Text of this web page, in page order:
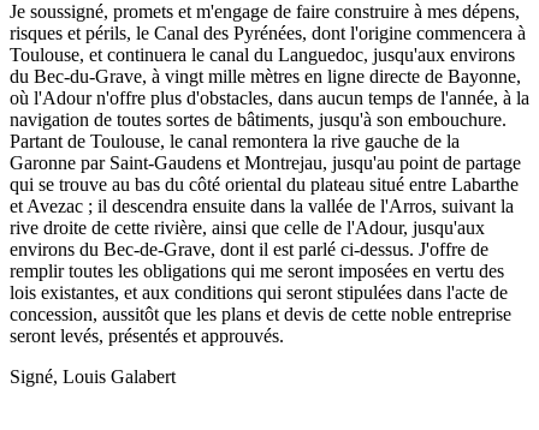
Je soussigné, promets et m'engage de faire construire à mes dépens,
risques et périls, le Canal des Pyrénées, dont l'origine commencera à
Toulouse, et continuera le canal du Languedoc, jusqu'aux environs
du Bec-du-Grave, à vingt mille mètres en ligne directe de Bayonne,
où l'Adour n'offre plus d'obstacles, dans aucun temps de l'année, à la
navigation de toutes sortes de bâtiments, jusqu'à son embouchure.
Partant de Toulouse, le canal remontera la rive gauche de la
Garonne par Saint-Gaudens et Montrejau, jusqu'au point de partage
qui se trouve au bas du côté oriental du plateau situé entre Labarthe
et Avezac ; il descendra ensuite dans la vallée de l'Arros, suivant la
rive droite de cette rivière, ainsi que celle de l'Adour, jusqu'aux
environs du Bec-de-Grave, dont il est parlé ci-dessus. J'offre de
remplir toutes les obligations qui me seront imposées en vertu des
lois existantes, et aux conditions qui seront stipulées dans l'acte de
concession, aussitôt que les plans et devis de cette noble entreprise
seront levés, présentés et approuvés.
Signé, Louis Galabert